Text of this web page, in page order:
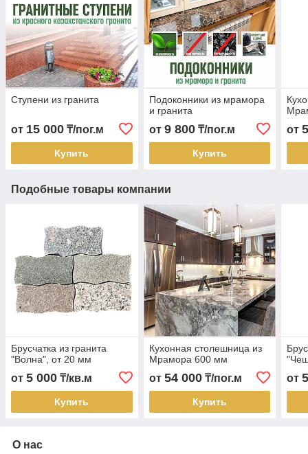
Ступени из гранита
от 15 000 ₸/пог.м
Купить
Подоконники из мрамора
и гранита
от 9 800₸/пог.м
Купить
от
Подобные товары компании
Брусчатка из гранита
"Волна", от 20 мм
от 5 000 ₸/кв.м
Купить
Кухонная столешница из
Мрамора 600 мм
от 54 000₸/пог.м
Купить
от
О нас